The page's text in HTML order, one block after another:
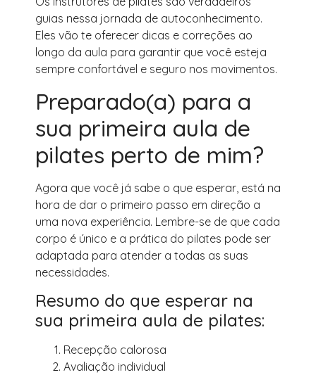
guias nessa jornada de autoconhecimento.
Eles vão te oferecer dicas e correções ao
longo da aula para garantir que você esteja
sempre confortável e seguro nos movimentos.
Preparado(a) para a
sua primeira aula de
pilates perto de mim?
Agora que você já sabe o que esperar, está na
hora de dar o primeiro passo em direção a
uma nova experiência. Lembre-se de que cada
corpo é único e a prática do pilates pode ser
adaptada para atender a todas as suas
necessidades.
Resumo do que esperar na
sua primeira aula de pilates:
Recepção calorosa
Avaliação individual